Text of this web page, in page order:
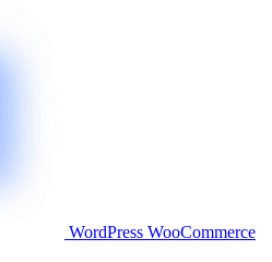
WordPress WooCommerce